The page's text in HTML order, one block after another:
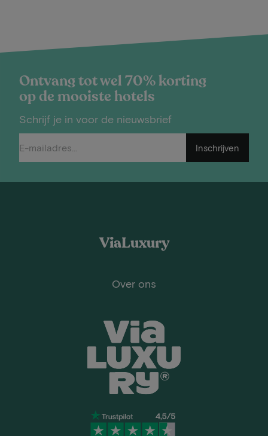
Ontvang tot wel 70% korting
op de mooiste hotels
Schrijf je in voor de nieuwsbrief
Inschrijven
ViaLuxury
Over ons